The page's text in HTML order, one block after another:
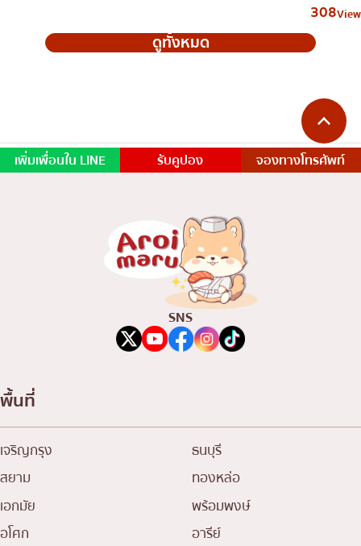
308View
ดูทั้งหมด
เพิ่มเพื่อนใน LINE รับคูปอง จองทางโทรศัพท์
SNS
พื้นที่
เจริญกรุง
ธนบุรี
สยาม
ทองหล่อ
เอกมัย
พร้อมพงษ์
อโศก
อารีย์